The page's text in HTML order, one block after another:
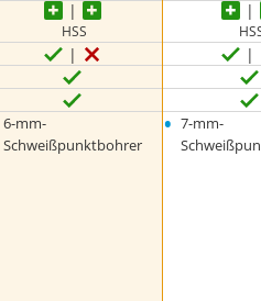
HSS
6-mm-
Schweißpunktbohrer
• 7-mm-